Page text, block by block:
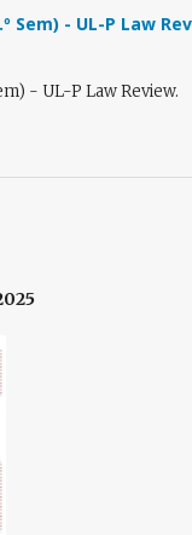
Sem) - UL-P Law
- UL-P Law Review.